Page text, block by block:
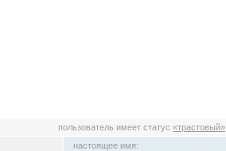
пользователь имеет статус«трастовый»
настоящее имя: